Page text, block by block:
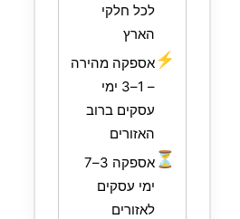
לכל חלקי
הארץ
⚡אספקה מהירה
– 1–3 ימי
עסקים ברוב
האזורים
⏳
אספקה 3–7
ימי עסקים
לאזורים